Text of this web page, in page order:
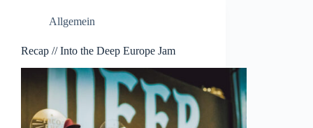
Allgemein
Recap // Into the Deep Europe Jam